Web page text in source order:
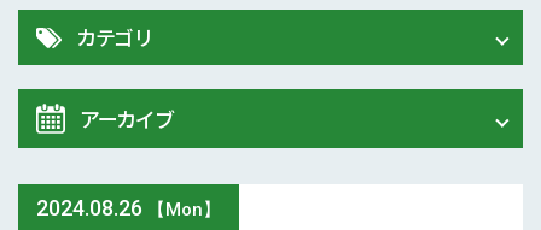
2024.08.26 【Mon】
カテゴリ
令和8年 熊本地震関連情報
農業大学校
アーカイブ
2026年 (73)